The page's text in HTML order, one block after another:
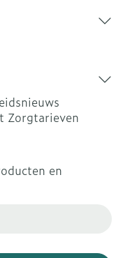
Zorgtarieven
en